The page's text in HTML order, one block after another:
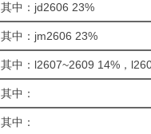
其中：jd2606 23%
其中：jm2606 23%
其中：l2607~2609 14%，
其中：
其中：